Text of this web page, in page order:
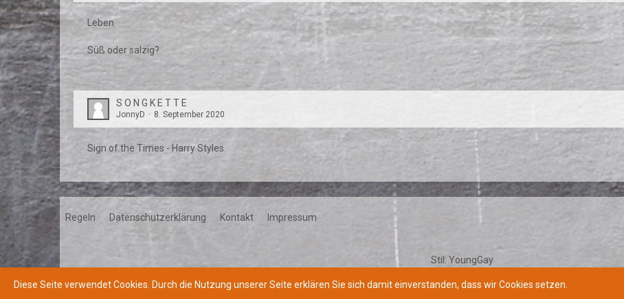
Leben
Süß oder salzig?
S O N G K E T T E
JonnyD 8. September 2020
Sign of the Times - Harry Styles
Regeln Datenschutzerklärung Kontakt Impressum
Stil: YoungGay
Community-Software:WoltLab Suite™
Diese Seite verwendet Cookies. Durch die Nutzung unserer Seite erklären Sie sich damit einverstanden, dass wir Cookies setzen.